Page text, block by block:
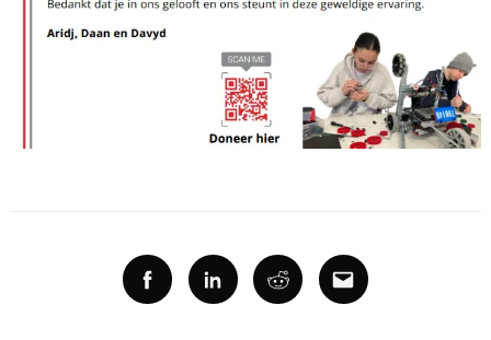
FacebookLinkedinRedditEmail
Recherche
: